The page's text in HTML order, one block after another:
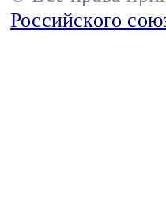
Российского